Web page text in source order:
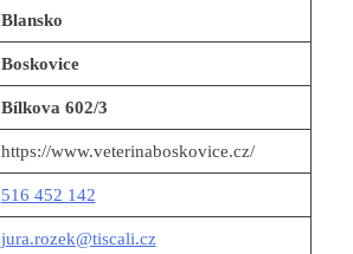
Blansko
Boskovice
Bílkova 602/3
https://www.veterinaboskovice.cz/
516 452 142
jura.rozek@tiscali.cz